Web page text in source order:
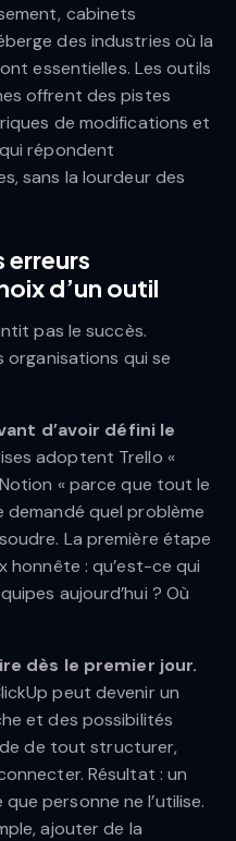
cabinets
des industries où la
essentielles. Les outils
offrent des pistes
de modifications et
répondent
sans la lourdeur des
erreurs
d’un outil
pas le succès.
organisations qui se
d’avoir défini le
adoptent Trello «
« parce que tout le
demandé quel problème
La première étape
: qu’est-ce qui
aujourd’hui ? Où
dès le premier jour.
peut devenir un
et des possibilités
de tout structurer,
Résultat : un
personne ne l’utilise.
ajouter de la